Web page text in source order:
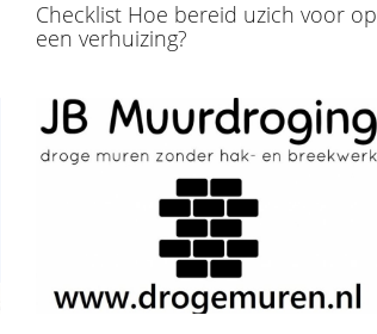
Checklist Hoe bereid uzich voor op
een verhuizing?